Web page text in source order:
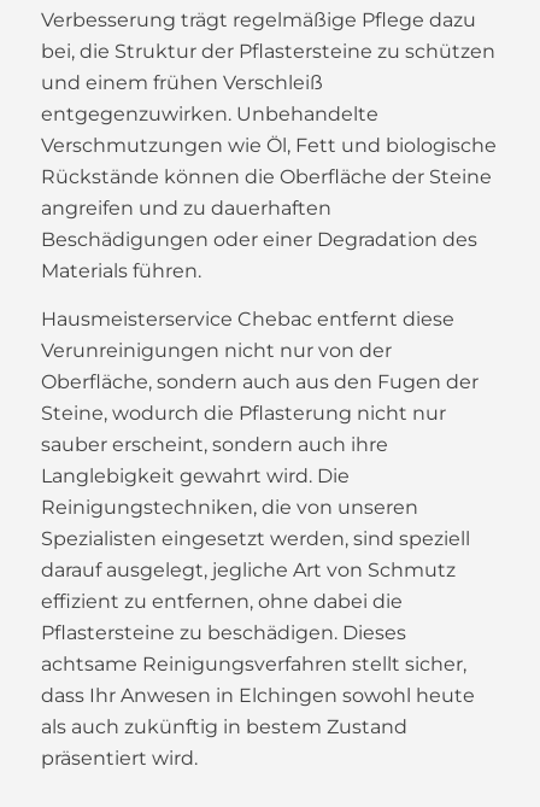
Verbesserung trägt regelmäßige Pflege dazu
bei, die Struktur der Pflastersteine zu schützen
und einem frühen Verschleiß
entgegenzuwirken. Unbehandelte
Verschmutzungen wie Öl, Fett und biologische
Rückstände können die Oberfläche der Steine
angreifen und zu dauerhaften
Beschädigungen oder einer Degradation des
Materials führen.
Hausmeisterservice Chebac entfernt diese
Verunreinigungen nicht nur von der
Oberfläche, sondern auch aus den Fugen der
Steine, wodurch die Pflasterung nicht nur
sauber erscheint, sondern auch ihre
Langlebigkeit gewahrt wird. Die
Reinigungstechniken, die von unseren
Spezialisten eingesetzt werden, sind speziell
darauf ausgelegt, jegliche Art von Schmutz
effizient zu entfernen, ohne dabei die
Pflastersteine zu beschädigen. Dieses
achtsame Reinigungsverfahren stellt sicher,
dass Ihr Anwesen in Elchingen sowohl heute
als auch zukünftig in bestem Zustand
präsentiert wird.